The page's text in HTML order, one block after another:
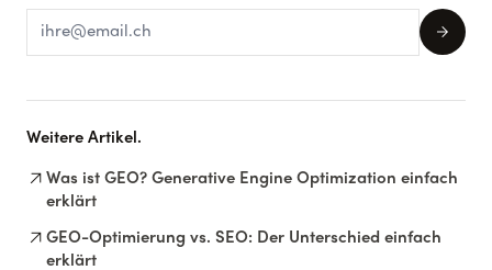
arrow_forward
Weitere Artikel.
arrow_outward Was ist GEO? Generative Engine Optimization einfach
erklärt
arrow_outward GEO-Optimierung vs. SEO: Der Unterschied einfach
erklärt